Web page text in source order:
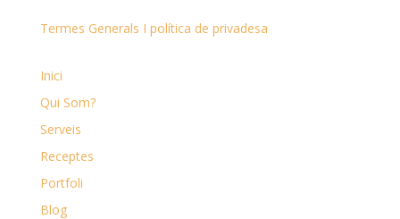
Termes Generals I política de privadesa
Inici
Qui Som?
Serveis
Receptes
Portfoli
Blog